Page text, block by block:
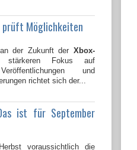
prüft Möglichkeiten
der Zukunft der Xbox-
Fokus auf
und
richtet sich der...
ist für September
voraussichtlich die